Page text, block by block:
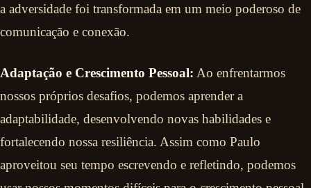
a adversidade foi transformada em um meio poderoso de
comunicação e conexão.
Adaptação e Crescimento Pessoal: Ao enfrentarmos
nossos próprios desafios, podemos aprender a
adaptabilidade, desenvolvendo novas habilidades e
fortalecendo nossa resiliência. Assim como Paulo
aproveitou seu tempo escrevendo e refletindo, podemos